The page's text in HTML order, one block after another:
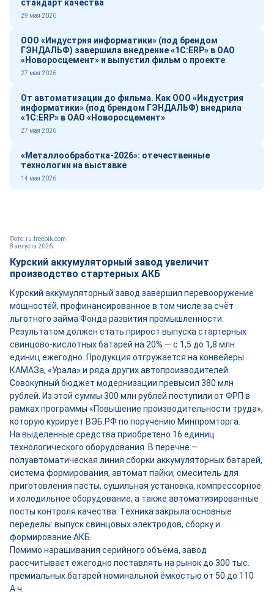
стандарт качества
29 мая 2026
ООО «Индустрия информатики» (под брендом
ГЭНДАЛЬФ) завершила внедрение «1С:ERP» в ОАО
«Новоросцемент» и выпустил фильм о проекте
27 мая 2026
От автоматизации до фильма. Как ООО «Индустрия
информатики» (под брендом ГЭНДАЛЬФ) внедрила
«1С:ERP» в ОАО «Новоросцемент»
27 мая 2026
«Металлообработка-2026»: отечественные
технологии на выставке
14 мая 2026
8 августа 2026
Фото: ru.freepik.com
Курский аккумуляторный завод увеличит
производство стартерных АКБ
Курский аккумуляторный завод завершил перевооружение
мощностей, профинансированное в том числе за счёт
льготного займа Фонда развития промышленности.
Результатом должен стать прирост выпуска стартерных
свинцово-кислотных батарей на 20% — с 1,5 до 1,8 млн
единиц ежегодно. Продукция отгружается на конвейеры
КАМАЗа, «Урала» и ряда других автопроизводителей.
Совокупный бюджет модернизации превысил 380 млн
рублей. Из этой суммы 300 млн рублей поступили от ФРП в
рамках программы «Повышение производительности труда»,
которую курирует ВЭБ.РФ по поручению Минпромторга.
На выделенные средства приобретено 16 единиц
технологического оборудования. В перечне —
полуавтоматическая линия сборки аккумуляторных батарей,
система формирования, автомат пайки, смеситель для
приготовления пасты, сушильная установка, компрессорное
и холодильное оборудование, а также автоматизированные
посты контроля качества. Техника закрыла основные
переделы: выпуск свинцовых электродов, сборку и
формирование АКБ.
Помимо наращивания серийного объёма, завод
рассчитывает ежегодно поставлять на рынок до 300 тыс.
премиальных батарей номинальной ёмкостью от 50 до 110
А·ч.